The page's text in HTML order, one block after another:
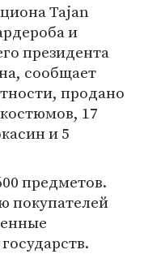
Tajan
и
президента
сообщает
продано
17
и 5
предметов.